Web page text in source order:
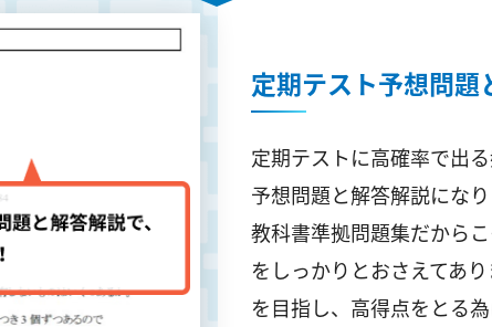
定期テスト予想問題
定期テストに高確率で出
予想問題と解答解説にな
教科書準拠問題集だから
をしっかりとおさえてあ
を目指し、高得点をとる為